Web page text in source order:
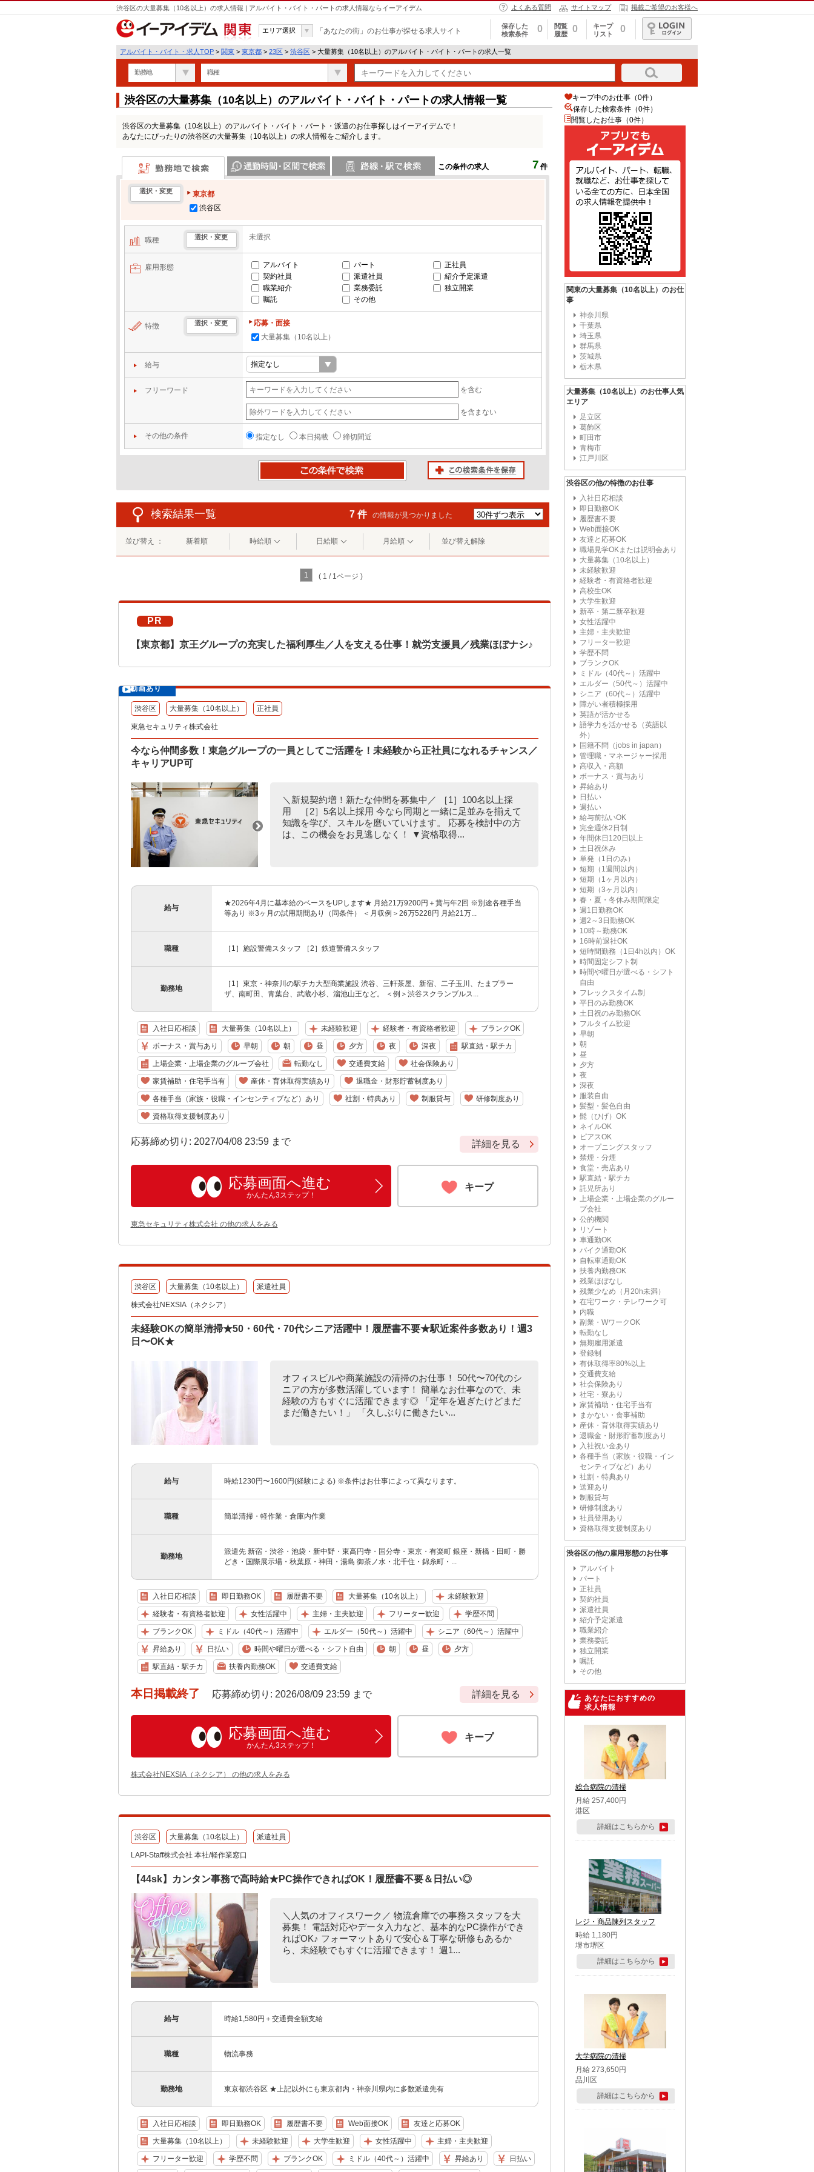
渋谷区の大量募集（10名以上）の求人情報 | アルバイト・バイト・パートの求人情報ならイーアイデム よくある質問 サイトマップ 掲載ご希望のお客様へ
関東
エリア選択 「あなたの街」のお仕事が探せる求人サイト
保存した
検索条件
0
閲覧
履歴
0
キープ
リスト
0
ログイン
アルバイト・バイト・求人TOP > 関東 > 東京都 > 23区 > 渋谷区 > 大量募集（10名以上）のアルバイト・バイト・パートの求人一覧
勤務地 職種
渋谷区の大量募集（10名以上）のアルバイト・バイト・パートの求人情報一覧
渋谷区の大量募集（10名以上）のアルバイト・バイト・パート・派遣のお仕事探しはイーアイデムで！
あなたにぴったりの渋谷区の大量募集（10名以上）の求人情報をご紹介します。
この条件の求人 7 件
勤務地で検索
選択・変更
東京都
渋谷区
職種 選択・変更 未選択
雇用形態 アルバイト パート
正社員
契約社員
派遣社員
紹介予定派遣
職業紹介
業務委託
独立開業
嘱託
その他
特徴 選択・変更
応募・面接
大量募集（10名以上）
給与
フリーワード を含む
を含まない
その他の条件 指定なし 本日掲載 締切間近
検索結果一覧 7 件 の情報が見つかりました
並び替え ： 新着順 時給順 日給順 月給順 並び替え解除
1 ( 1 / 1ページ )
PR
【東京都】京王グループの充実した福利厚生／人を支える仕事！就労支援員／残業ほぼナシ♪
動画あり
渋谷区 大量募集（10名以上） 正社員
東急セキュリティ株式会社
今なら仲間多数！東急グループの一員としてご活躍を！未経験から正社員になれるチャンス／
キャリアUP可
＼新規契約増！新たな仲間を募集中／ ［1］100名以上採
用 ［2］5名以上採用 今なら同期と一緒に足並みを揃えて
知識を学び、スキルを磨いていけます。 応募を検討中の方
は、この機会をお見逃しなく！ ▼資格取得...
給与
★2026年4月に基本給のベースをUPします★ 月給21万9200円＋賞与年2回 ※別途各種手当
等あり ※3ヶ月の試用期間あり（同条件） ＜月収例＞26万5228円 月給21万...
職種 ［1］施設警備スタッフ ［2］鉄道警備スタッフ
勤務地
［1］東京・神奈川の駅チカ大型商業施設 渋谷、三軒茶屋、新宿、二子玉川、たまプラー
ザ、南町田、青葉台、武蔵小杉、溜池山王など。 ＜例＞渋谷スクランブルス...
入社日応相談 大量募集（10名以上） 未経験歓迎 経験者・有資格者歓迎 ブランクOK
ボーナス・賞与あり 早朝 朝 昼 夕方 夜 深夜 駅直結・駅チカ
上場企業・上場企業のグループ会社 転勤なし 交通費支給 社会保険あり
家賃補助・住宅手当有 産休・育休取得実績あり 退職金・財形貯蓄制度あり
各種手当（家族・役職・インセンティブなど）あり 社割・特典あり 制服貸与 研修制度あり
資格取得支援制度あり
応募締め切り: 2027/04/08 23:59 まで 詳細を見る
応募画面へ進む
かんたん3ステップ！
キープ
東急セキュリティ株式会社 の他の求人をみる
渋谷区 大量募集（10名以上） 派遣社員
株式会社NEXSIA（ネクシア）
未経験OKの簡単清掃★50・60代・70代シニア活躍中！履歴書不要★駅近案件多数あり！週3
日〜OK★
オフィスビルや商業施設の清掃のお仕事！ 50代〜70代のシ
ニアの方が多数活躍しています！ 簡単なお仕事なので、未
経験の方もすぐに活躍できます◎ 「定年を過ぎたけどまだ
まだ働きたい！」 「久しぶりに働きたい...
給与 時給1230円〜1600円(経験による) ※条件はお仕事によって異なります。
職種 簡単清掃・軽作業・倉庫内作業
勤務地
派遣先 新宿・渋谷・池袋・新中野・東高円寺・国分寺・東京・有楽町 銀座・新橋・田町・勝
どき・国際展示場・秋葉原・神田・湯島 御茶ノ水・北千住・錦糸町・...
入社日応相談 即日勤務OK 履歴書不要 大量募集（10名以上） 未経験歓迎
経験者・有資格者歓迎 女性活躍中 主婦・主夫歓迎 フリーター歓迎 学歴不問
ブランクOK ミドル（40代～）活躍中 エルダー（50代～）活躍中 シニア（60代～）活躍中
昇給あり 日払い 時間や曜日が選べる・シフト自由 朝 昼 夕方
駅直結・駅チカ 扶養内勤務OK 交通費支給
本日掲載終了 応募締め切り: 2026/08/09 23:59 まで 詳細を見る
応募画面へ進む
かんたん3ステップ！
キープ
株式会社NEXSIA（ネクシア） の他の求人をみる
渋谷区 大量募集（10名以上） 派遣社員
LAPI-Staff株式会社 本社/軽作業窓口
【44sk】カンタン事務で高時給★PC操作できればOK！履歴書不要＆日払い◎
＼人気のオフィスワーク／ 物流倉庫での事務スタッフを大
募集！ 電話対応やデータ入力など、基本的なPC操作ができ
ればOK♪ フォーマットありで安心＆丁寧な研修もあるか
ら、未経験でもすぐに活躍できます！ 週1...
給与 時給1,580円＋交通費全額支給
職種 物流事務
勤務地 東京都渋谷区 ★上記以外にも東京都内・神奈川県内に多数派遣先有
入社日応相談 即日勤務OK 履歴書不要 Web面接OK 友達と応募OK
大量募集（10名以上） 未経験歓迎 大学生歓迎 女性活躍中 主婦・主夫歓迎
フリーター歓迎 学歴不問 ブランクOK ミドル（40代～）活躍中 昇給あり 日払い
キープ中のお仕事（0件）
保存した検索条件（0件）
閲覧したお仕事（0件）
関東の大量募集（10名以上）のお仕
事
神奈川県
千葉県
埼玉県
群馬県
茨城県
栃木県
大量募集（10名以上）のお仕事人気
エリア
足立区
葛飾区
町田市
青梅市
江戸川区
渋谷区の他の特徴のお仕事
入社日応相談
即日勤務OK
履歴書不要
Web面接OK
友達と応募OK
職場見学OKまたは説明会あり
大量募集（10名以上）
未経験歓迎
経験者・有資格者歓迎
高校生OK
大学生歓迎
新卒・第二新卒歓迎
女性活躍中
主婦・主夫歓迎
フリーター歓迎
学歴不問
ブランクOK
ミドル（40代～）活躍中
エルダー（50代～）活躍中
シニア（60代～）活躍中
障がい者積極採用
英語が活かせる
語学力を活かせる（英語以
外）
国籍不問（jobs in japan）
管理職・マネージャー採用
高収入・高額
ボーナス・賞与あり
昇給あり
日払い
週払い
給与前払いOK
完全週休2日制
年間休日120日以上
土日祝休み
単発（1日のみ）
短期（1週間以内）
短期（1ヶ月以内）
短期（3ヶ月以内）
春・夏・冬休み期間限定
週1日勤務OK
週2～3日勤務OK
10時～勤務OK
16時前退社OK
短時間勤務（1日4h以内）OK
時間固定シフト制
時間や曜日が選べる・シフト
自由
フレックスタイム制
平日のみ勤務OK
土日祝のみ勤務OK
フルタイム歓迎
早朝
朝
昼
夕方
夜
深夜
服装自由
髪型・髪色自由
髭（ひげ）OK
ネイルOK
ピアスOK
オープニングスタッフ
禁煙・分煙
食堂・売店あり
駅直結・駅チカ
託児所あり
上場企業・上場企業のグルー
プ会社
公的機関
リゾート
車通勤OK
バイク通勤OK
自転車通勤OK
扶養内勤務OK
残業ほぼなし
残業少なめ（月20h未満）
在宅ワーク・テレワーク可
内職
副業・WワークOK
転勤なし
無期雇用派遣
登録制
有休取得率80%以上
交通費支給
社会保険あり
社宅・寮あり
家賃補助・住宅手当有
まかない・食事補助
産休・育休取得実績あり
退職金・財形貯蓄制度あり
入社祝い金あり
各種手当（家族・役職・イン
センティブなど）あり
社割・特典あり
送迎あり
制服貸与
研修制度あり
社員登用あり
資格取得支援制度あり
渋谷区の他の雇用形態のお仕事
アルバイト
パート
正社員
契約社員
派遣社員
紹介予定派遣
職業紹介
業務委託
独立開業
嘱託
その他
あなたにおすすめの
求人情報
総合病院の清掃
月給 257,400円
港区
詳細はこちらから
レジ・商品陳列スタッフ
時給 1,180円
堺市堺区
詳細はこちらから
大学病院の清掃
月給 273,650円
品川区
詳細はこちらから